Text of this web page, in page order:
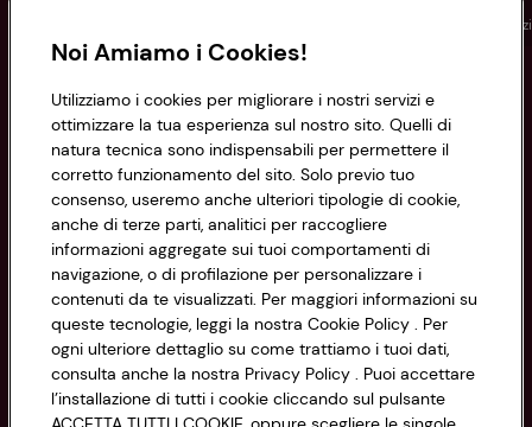
Informazioni
Privacy Policy
Cookie Policy
Impostazioni Cookie
Accessibilità
CONAD SOCIETÀ COOPERATIVA
Via Michelino, 59 | 40127 BOLOGNA
Codice Fiscale e Registro Imprese
di Bologna 00865960157
PARTITA IVA 03320960374
Servizio clienti
Noi Amiamo i Cookies!
Utilizziamo i cookies per migliorare i nostri servizi e
ottimizzare la tua esperienza sul nostro sito. Quelli di
natura tecnica sono indispensabili per permettere il
corretto funzionamento del sito. Solo previo tuo
consenso, useremo anche ulteriori tipologie di cookie,
anche di terze parti, analitici per raccogliere
informazioni aggregate sui tuoi comportamenti di
navigazione, o di profilazione per personalizzare i
contenuti da te visualizzati. Per maggiori informazioni su
queste tecnologie, leggi la nostra Cookie Policy . Per
ogni ulteriore dettaglio su come trattiamo i tuoi dati,
consulta anche la nostra Privacy Policy . Puoi accettare
l’installazione di tutti i cookie cliccando sul pulsante